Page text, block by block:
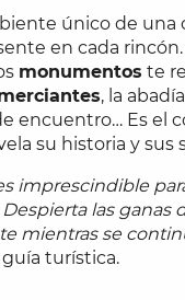
único de una
en cada
monumentos te
, la
encuentro… Es el
su historia y sus
imprescindible
las ganas
mientras se
turística.